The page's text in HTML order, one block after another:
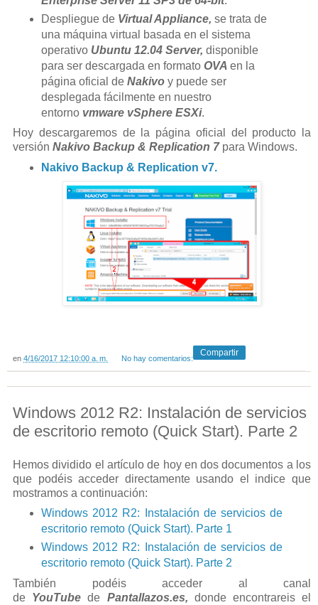
Despliegue de Virtual Appliance, se trata de
una máquina virtual basada en el sistema
operativo Ubuntu 12.04 Server, disponible
para ser descargada en formato OVA en la
página oficial deNakivo y puede ser
desplegada fácilmente en nuestro
entorno vmware vSphere ESXi.
Hoy descargaremos de la página oficial del producto la
versión Nakivo Backup & Replication 7para Windows.
Nakivo Backup & Replication v7.
en 4/16/2017 12:10:00 a. m. No hay comentarios:
Compartir
Windows 2012 R2: Instalación de servicios
de escritorio remoto (Quick Start). Parte 2
Hemos dividido el artículo de hoy en dos documentos a los
que podéis acceder directamente usando el indice que
mostramos a continuación:
Windows 2012 R2: Instalación de servicios de
escritorio remoto (Quick Start). Parte 1
Windows 2012 R2: Instalación de servicios de
escritorio remoto (Quick Start). Parte 2
También podéis acceder al canal
de YouTubede Pantallazos.es, donde encontrareis el